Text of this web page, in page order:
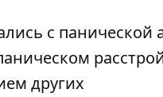
с панической
других